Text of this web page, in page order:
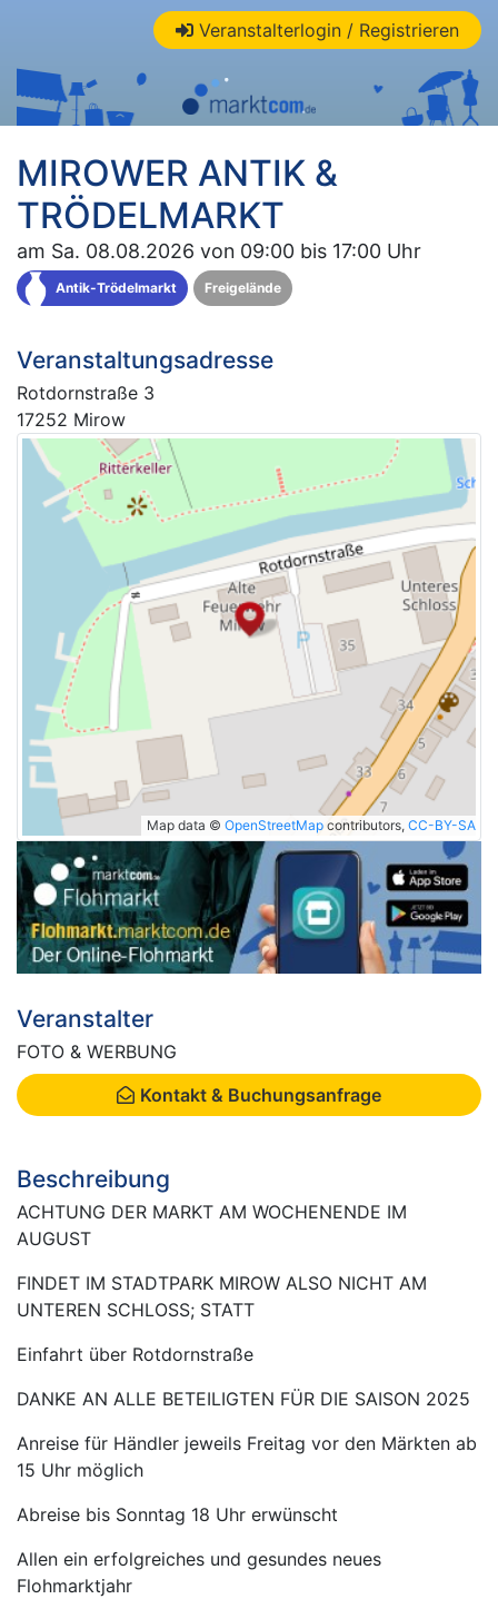
Veranstalterlogin / Registrieren
MIROWER ANTIK &
TRÖDELMARKT
am Sa. 08.08.2026 von 09:00 bis 17:00 Uhr
Antik-Trödelmarkt Freigelände
Veranstaltungsadresse
Rotdornstraße 3
17252 Mirow
Map data © OpenStreetMap contributors, CC-BY-SA
Veranstalter
FOTO & WERBUNG
Kontakt & Buchungsanfrage
Beschreibung
ACHTUNG DER MARKT AM WOCHENENDE IM
AUGUST
FINDET IM STADTPARK MIROW ALSO NICHT AM
UNTEREN SCHLOSS; STATT
Einfahrt über Rotdornstraße
DANKE AN ALLE BETEILIGTEN FÜR DIE SAISON 2025
Anreise für Händler jeweils Freitag vor den Märkten ab
15 Uhr möglich
Abreise bis Sonntag 18 Uhr erwünscht
Allen ein erfolgreiches und gesundes neues
Flohmarktjahr